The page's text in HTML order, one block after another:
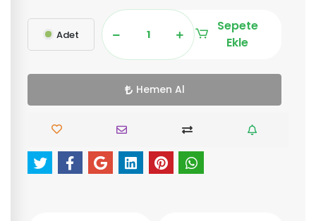
Adet
Sepete
Ekle
Hemen Al